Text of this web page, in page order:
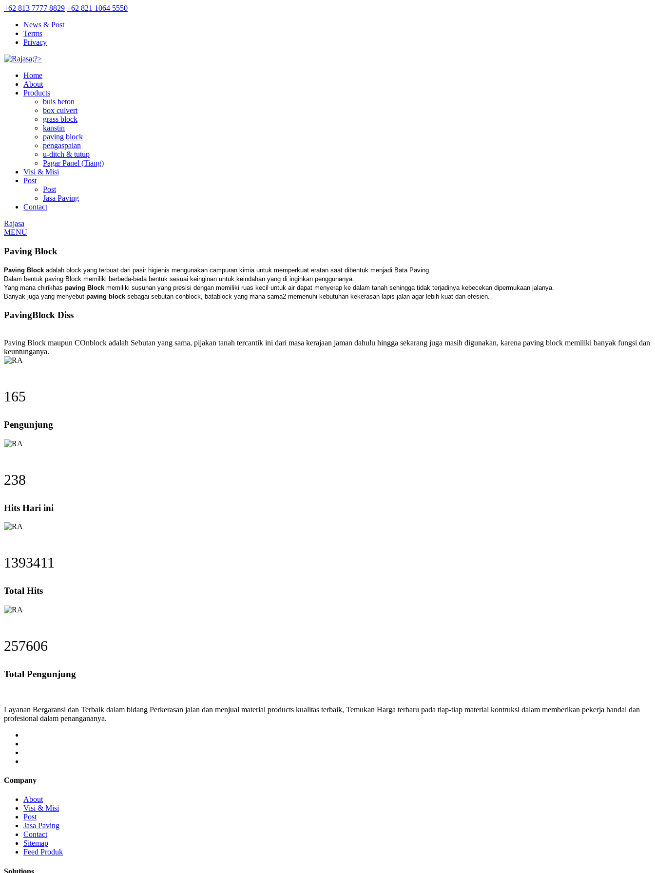
+62 813 7777 8829 +62 821 1064 5550
News & Post
Terms
Privacy
Home
About
Products
buis beton
box culvert
grass block
kanstin
paving block
pengaspalan
u-ditch & tutup
Pagar Panel (Tiang)
Visi & Misi
Post
Post
Jasa Paving
Contact
Rajasa
MENU
Paving Block
Paving Block adalah block yang terbuat dari pasir higienis mengunakan campuran kimia untuk memperkuat eratan saat dibentuk menjadi Bata Paving.
Dalam bentuk paving Block memiliki berbeda-beda bentuk sesuai keinginan untuk keindahan yang di inginkan penggunanya.
Yang mana chirikhas paving Block memiliki susunan yang presisi dengan memiliki ruas kecil untuk air dapat menyerap ke dalam tanah sehingga tidak terjadinya kebecekan dipermukaan jalanya.
Banyak juga yang menyebut paving block sebagai sebutan conblock, batablock yang mana sama2 memenuhi kebutuhan kekerasan lapis jalan agar lebih kuat dan efesien.
PavingBlock Diss
Paving Block maupun COnblock adalah Sebutan yang sama, pijakan tanah tercantik ini dari masa kerajaan jaman dahulu hingga sekarang juga masih digunakan, karena paving block memiliki banyak fungsi dan
keuntunganya.
182
Pengunjung
263
Hits Hari ini
1633452
Total Hits
301983
Total Pengunjung
Layanan Bergaransi dan Terbaik dalam bidang Perkerasan jalan dan menjual material products kualitas terbaik, Temukan Harga terbaru pada tiap-tiap material kontruksi dalam memberikan pekerja handal dan
profesional dalam penangananya.
Company
About
Visi & Misi
Post
Jasa Paving
Contact
Sitemap
Feed Produk
Solutions